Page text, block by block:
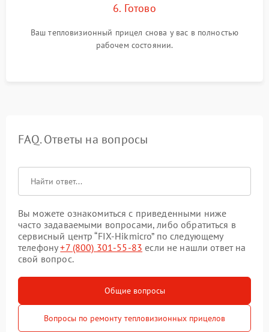
6. Готово
Ваш тепловизионный прицел снова у вас в полностью
рабочем состоянии.
FAQ. Ответы на вопросы
Вы можете ознакомиться с приведенными ниже
часто задаваемыми вопросами, либо обратиться в
сервисный центр “FIX-Hikmicro” по следующему
телефону+7 (800) 301-55-83 если не нашли ответ на
свой вопрос.
Общие вопросы
Вопросы по ремонту тепловизионных прицелов